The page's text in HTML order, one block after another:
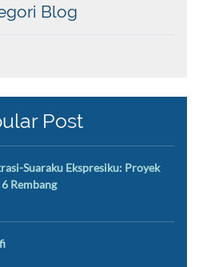
Blog
Post
Suaraku Ekspresiku: Proyek
Rembang